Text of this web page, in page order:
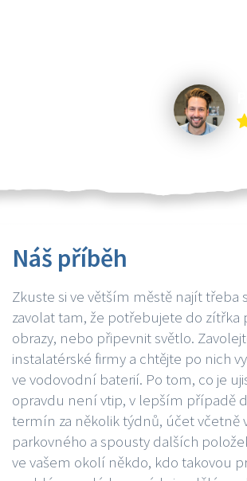
Náš příběh
Zkuste si ve větším městě najít třeba
zavolat tam, že potřebujete do zítřka
obrazy, nebo připevnit světlo.
instalatérské firmy a chtějte po nich
ve vodovodní baterií. Po tom, co je
opravdu není vtip, v lepším případě
termín za několik týdnů, účet včetně
parkovného a spousty dalších
ve vašem okolí někdo, kdo takovou